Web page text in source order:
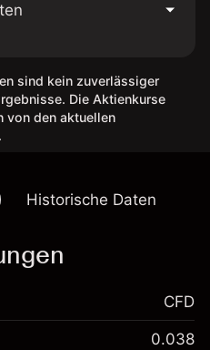
sind kein zuverlässiger
Die Aktienkurse
von den aktuellen
Historische Daten
CFD
0.038